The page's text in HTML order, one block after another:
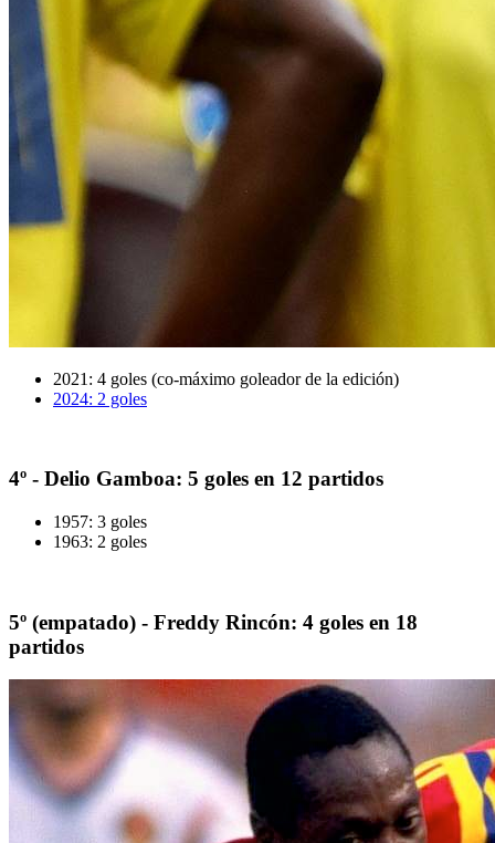
2021: 4 goles (co-máximo goleador de la edición)
2024: 2 goles
4º - Delio Gamboa: 5 goles en 12 partidos
1957: 3 goles
1963: 2 goles
5º (empatado) - Freddy Rincón: 4 goles en 18
partidos